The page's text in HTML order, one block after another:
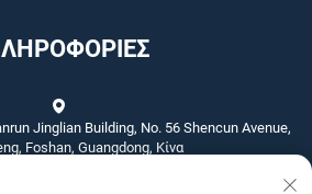
Jinglian Building, No. 56 Shencun Avenue,
Foshan, Guangdong, Κίνα